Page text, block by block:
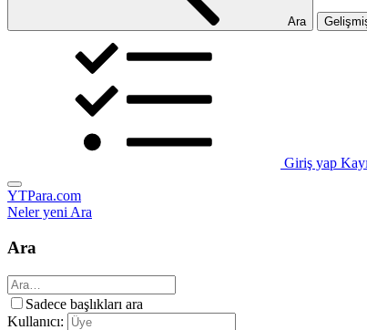
Ara
Giriş yap
YTPara.com
Neler yeniAra
Ara
Sadece başlıkları ara
Kullanıcı: